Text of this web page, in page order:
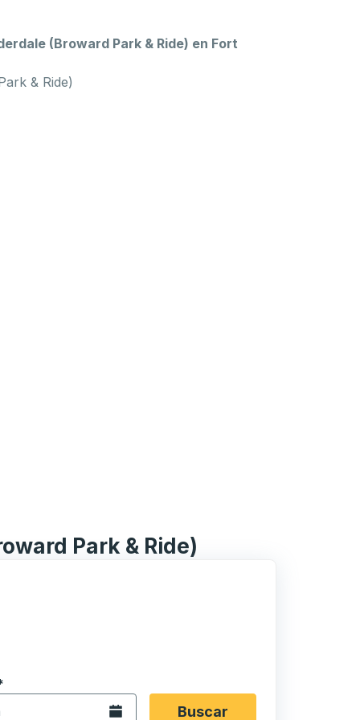
(Broward Park & Ride) en Fort
& Ride)
Park & Ride)
para navegar hasta la ciudad de origen que
de ubicación y luego use las teclas de flecha
formato de fecha Barra diagonal de mes de 2
Abra el calendario.Buscar